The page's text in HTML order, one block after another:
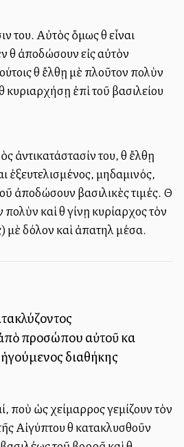
του. Αὐτὸς ὅμως θὰ εἶναι
θὰ ἀποδώσουν εἰς αὐτὸν
θὰ ἔλθῃ μὲ πλοῦτον πολὺν
κυριαρχήσῃ ἐπὶ τοῦ βασιλείου
ἀντικατάστασίν του, θὰ ἔλθῃ
ἐξευτελισμένος, μηδαμινός,
ἀποδώσουν βασιλικὲς τιμές. Θὰ
καὶ θὰ γίνῃ κυρίαρχος τὸν
μὲ δόλον καὶ ἀπατηλὰ μέσα.
προσώπου αὐτοῦ καὶ
ἡγούμενος διαθήκης
ποὺ ὡς χείμαρρος γεμίζουν τὸν
Αἰγύπτου θὰ κατακλυσθοῦν